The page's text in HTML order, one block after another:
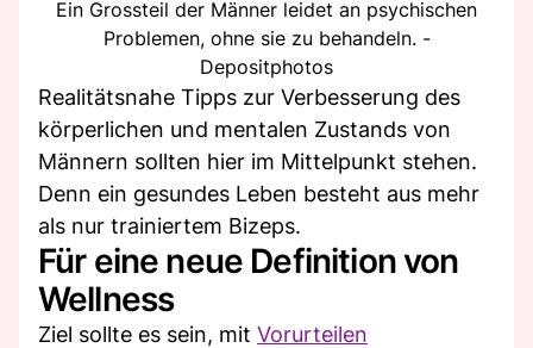
Ein Grossteil der Männer leidet an psychischen
Problemen, ohne sie zu behandeln. -
Depositphotos
Realitätsnahe Tipps zur Verbesserung des
körperlichen und mentalen Zustands von
Männern sollten hier im Mittelpunkt stehen.
Denn ein gesundes Leben besteht aus mehr
als nur trainiertem Bizeps.
Für eine neue Definition von
Wellness
Ziel sollte es sein, mit Vorurteilen